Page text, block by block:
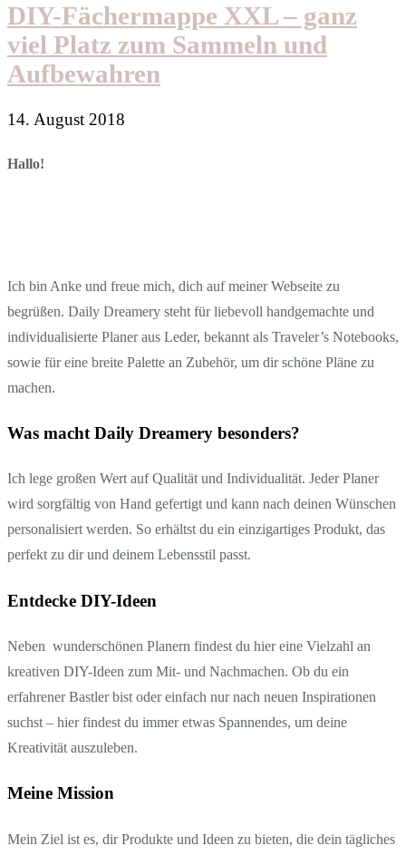
DIY-Fächermappe XXL – ganz
viel Platz zum Sammeln und
Aufbewahren
14. August 2018
Hallo!
Ich bin Anke und freue mich, dich auf meiner Webseite zu
begrüßen. Daily Dreamery steht für liebevoll handgemachte und
individualisierte Planer aus Leder, bekannt als Traveler’s Notebooks,
sowie für eine breite Palette an Zubehör, um dir schöne Pläne zu
machen.
Was macht Daily Dreamery besonders?
Ich lege großen Wert auf Qualität und Individualität. Jeder Planer
wird sorgfältig von Hand gefertigt und kann nach deinen Wünschen
personalisiert werden. So erhältst du ein einzigartiges Produkt, das
perfekt zu dir und deinem Lebensstil passt.
Entdecke DIY-Ideen
Neben wunderschönen Planern findest du hier eine Vielzahl an
kreativen DIY-Ideen zum Mit- und Nachmachen. Ob du ein
erfahrener Bastler bist oder einfach nur nach neuen Inspirationen
suchst – hier findest du immer etwas Spannendes, um deine
Kreativität auszuleben.
Meine Mission
Mein Ziel ist es, dir Produkte und Ideen zu bieten, die dein tägliches